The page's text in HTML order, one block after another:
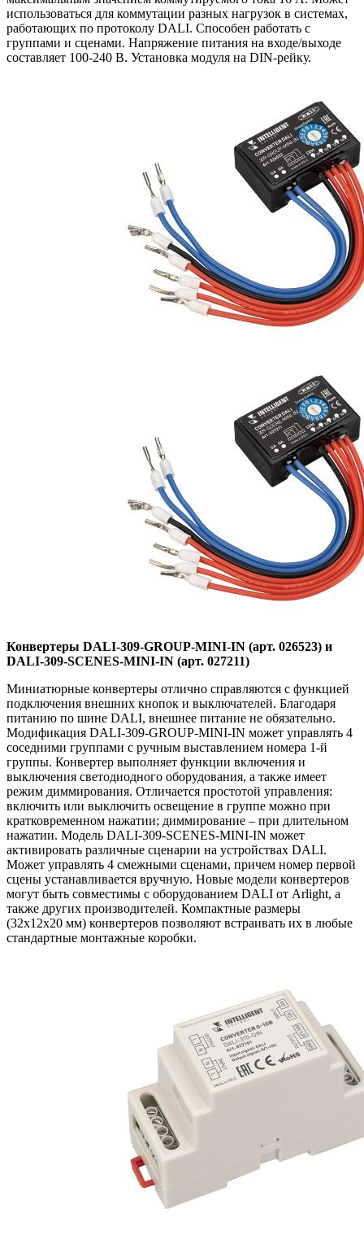
использоваться для коммутации разных нагрузок в системах,
работающих по протоколу DALI. Способен работать с
группами и сценами. Напряжение питания на входе/выходе
составляет 100-240 В. Установка модуля на DIN-рейку.
Конвертеры DALI-309-GROUP-MINI-IN (арт. 026523) и
DALI-309-SCENES-MINI-IN (арт. 027211)
Миниатюрные конвертеры отлично справляются с функцией
подключения внешних кнопок и выключателей. Благодаря
питанию по шине DALI, внешнее питание не обязательно.
Модификация DALI-309-GROUP-MINI-IN может управлять 4
соседними группами с ручным выставлением номера 1-й
группы. Конвертер выполняет функции включения и
выключения светодиодного оборудования, а также имеет
режим диммирования. Отличается простотой управления:
включить или выключить освещение в группе можно при
кратковременном нажатии; диммирование – при длительном
нажатии. Модель DALI-309-SCENES-MINI-IN может
активировать различные сценарии на устройствах DALI.
Может управлять 4 смежными сценами, причем номер первой
сцены устанавливается вручную. Новые модели конвертеров
могут быть совместимы с оборудованием DALI от Arlight, а
также других производителей. Компактные размеры
(32x12x20 мм) конвертеров позволяют встраивать их в любые
стандартные монтажные коробки.